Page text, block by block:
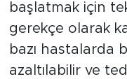
başlatmak için
gerekçe olarak
bazı hastalarda
azaltılabilir ve